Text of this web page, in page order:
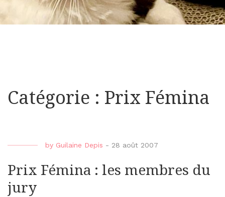
Catégorie : Prix Fémina
by Guilaine Depis - 28 août 2007
Prix Fémina : les membres du
jury